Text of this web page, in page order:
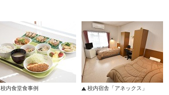
校内食堂食事例 校内宿舎「アネックス」